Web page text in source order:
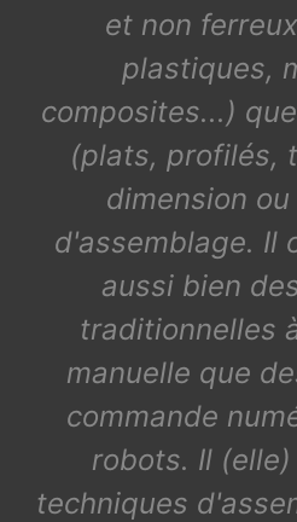
et non
plastiques,
composites...)
(plats, profilés,
dimension
d'assemblage. Il
aussi bien
traditionnelles
manuelle que
commande
robots. Il
techniques